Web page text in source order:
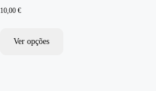
10,00 €
Ver opções